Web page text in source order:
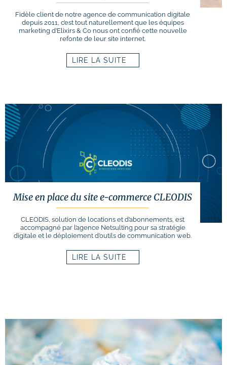
Fidèle client de notre agence de communication digitale
depuis 2011, c’est tout naturellement que les équipes
marketing d’Elixirs & Co nous ont confié cette nouvelle
refonte de leur site internet.
LIRE LA SUITE
Mise en place du site e-commerce CLEODIS
CLEODIS, solution de locations et d’abonnements, est
accompagné par l’agence Netsulting pour sa stratégie
digitale et le déploiement d’outils de communication web.
LIRE LA SUITE